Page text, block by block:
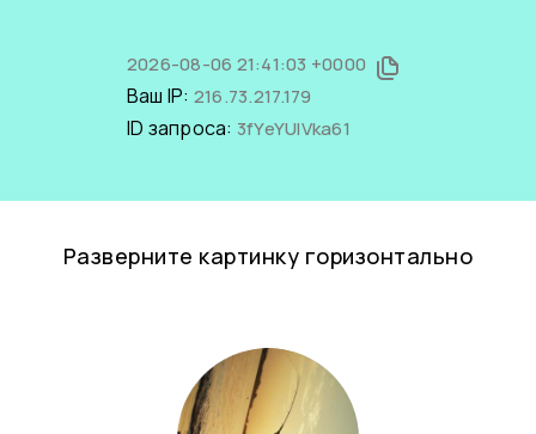
2026-08-06 21:41:03 +0000
Ваш IP: 216.73.217.179
ID запроса: 3fYeYUlVka61
Разверните картинку горизонтально